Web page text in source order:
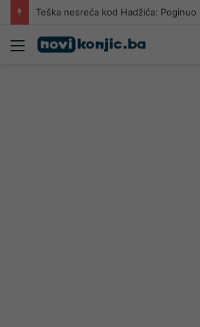
Teška nesreća kod Hadžića:
Meni